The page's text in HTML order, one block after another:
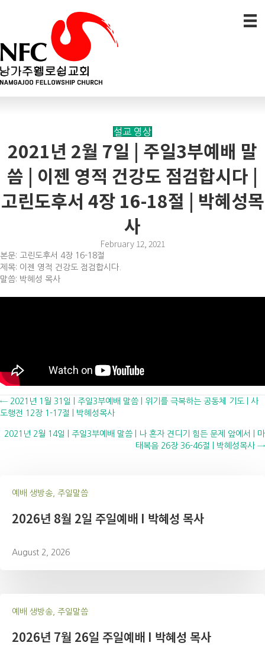
설교 영상
2021년 2월 7일 | 주일3부예배 말
씀 | 이젠 영적 건강도 점검합시다 |
고린도후서 4장 16-18절 | 박혜성목
사
February 12, 2021
본문: 고린도후서 4장 16-18절
제목: 이젠 영적 건강도 점검합시다.
말씀: 박혜성 목사
Posts
navigation
← 2021년 1월 31일 | 주일3부예배 말씀 | 위기를 극복하는 공동체 기도 | 사
도행전 12장 1-17절 | 박혜성목사
2021년 2월 14일 | 주일3부예배 말씀 | 나 혼자 견디기 힘든 문제 앞에서 | 마
태복음 26장 36-46절 | 박혜성목사 →
예배 생방송, 주일말씀
2026년 8월 2일 주일예배 I 박혜성 목사
August 2, 2026
예배 생방송, 주일말씀
2026년 7월 26일 주일예배 I 박혜성 목사